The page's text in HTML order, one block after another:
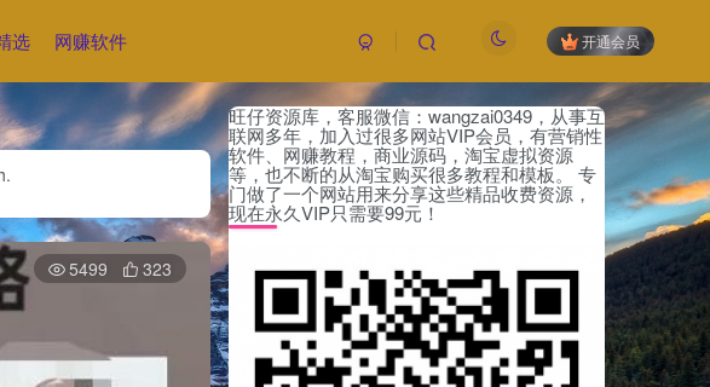
选 网赚软件 开通会员
5499 323
付费阅读
￥5 限时特惠
￥99
免费 免费
立即购买
已售 24
旺仔资源库，客服微信：wangzai0349，从事互
联网多年，加入过很多网站VIP会员，有营销性
软件、网赚教程，商业源码，淘宝虚拟资源
等，也不断的从淘宝购买很多教程和模板。 专
门做了一个网站用来分享这些精品收费资源，
现在永久VIP只需要99元！